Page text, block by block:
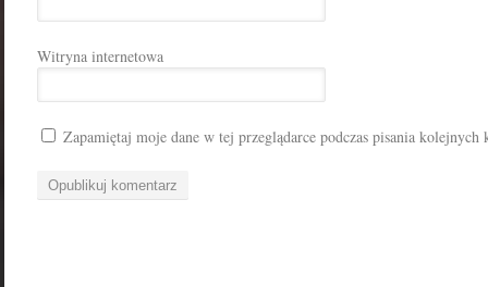
Witryna internetowa
Zapamiętaj moje dane w tej przeglądarce podczas pisania kolejnych